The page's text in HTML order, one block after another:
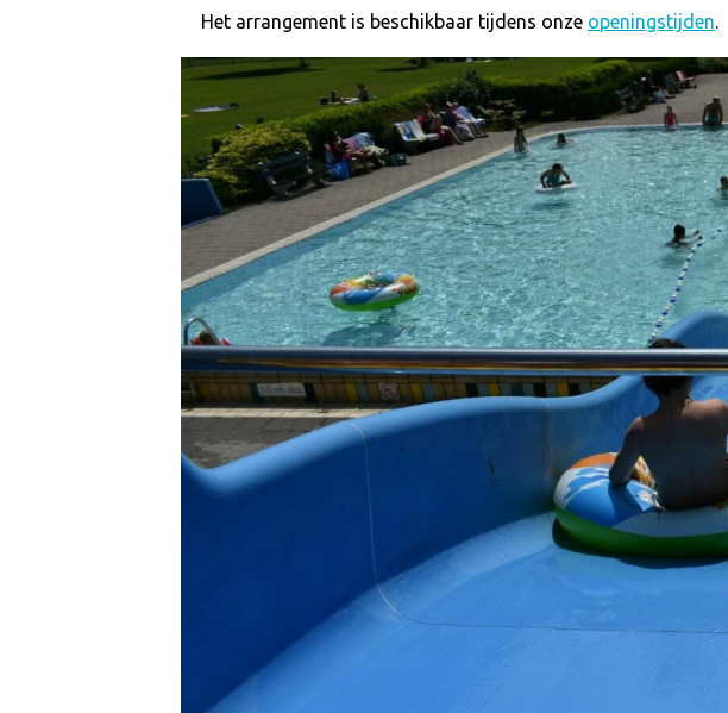
Het arrangement is beschikbaar tijdens onze openingstijden.